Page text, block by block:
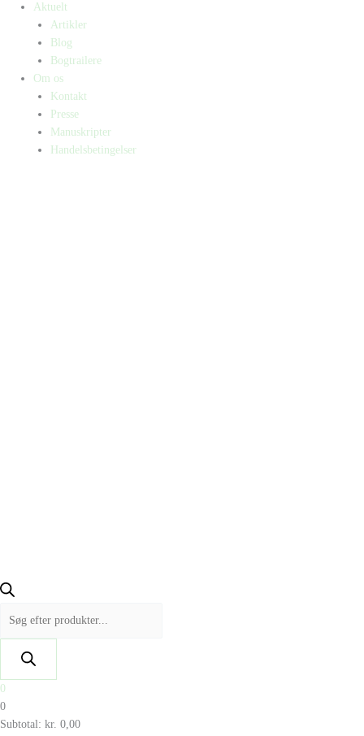
Aktuelt
Artikler
Blog
Bogtrailere
Om os
Kontakt
Presse
Manuskripter
Handelsbetingelser
0
0
Subtotal: kr. 0,00